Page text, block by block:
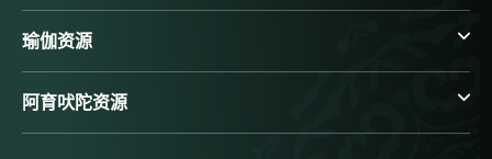
瑜伽资源
阿育吠陀资源